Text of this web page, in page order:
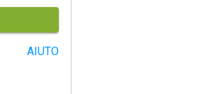
AIUTO